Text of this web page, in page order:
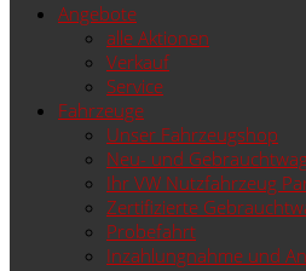
Angebote
alle Aktionen
Verkauf
Service
Fahrzeuge
Unser Fahrzeugshop
Neu- und
Ihr VW Nutzfahrzeug
Zertifizierte
Probefahrt
Inzahlungnahme und